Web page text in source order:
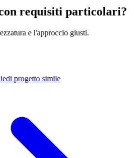
requisiti particolari?
e l'approccio giusti.
progetto simile